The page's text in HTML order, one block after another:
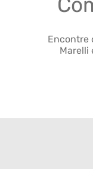
Encontre
Marelli